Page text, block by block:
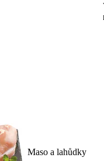
Maso a lahůdky